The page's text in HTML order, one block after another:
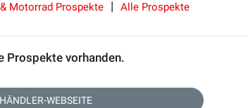
Motorrad Prospekte Alle Prospekte
Prospekte vorhanden.
WEBSEITE